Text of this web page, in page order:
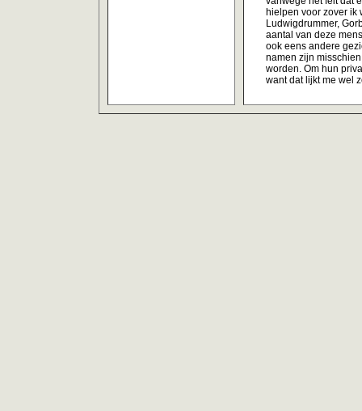
hielpen voor zover ik
Ludwigdrummer,
aantal van deze
ook eens andere
namen zijn
worden. Om hun
want dat lijkt me wel